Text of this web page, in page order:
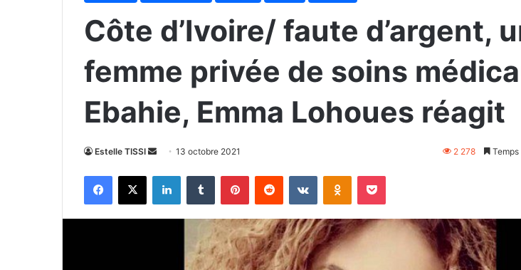
Côte d’Ivoire/ faute d’argent,
femme privée de soins
Ebahie, Emma Lohoues réagit
Estelle TISSI
Envoyer
courriel
13 octobre 2021 2 278
Facebook
X LinkedinTumblr PinterestReddit VKontakteOdnoklassniki
Pocket